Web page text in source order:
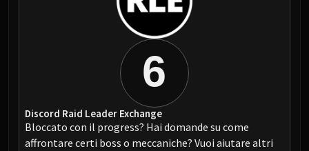
6
Discord Raid Leader Exchange
Bloccato con il progress? Hai domande su come
affrontare certi boss o meccaniche? Vuoi aiutare altri